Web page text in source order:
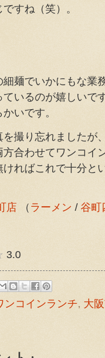
すね（笑）。
細麺でいかにもな業
いるのが嬉しいで
いです。
撮り忘れましたが
合わせてワンコイ
ければこれで十分と
店 （ ラーメン / 谷町
3.0
ンコインランチ, 大